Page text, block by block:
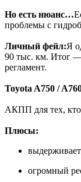
Но есть нюанс…
проблемы с
Личный фейл:Я
90 тыс. км. Итог
регламент.
Toyota A750 /
АКПП для тех, кто
Плюсы:
огромный